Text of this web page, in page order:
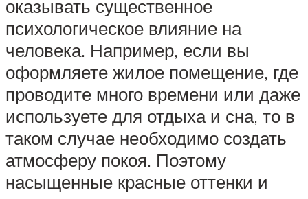
оказывать существенное
психологическое влияние на
человека. Например, если вы
оформляете жилое помещение, где
проводите много времени или даже
используете для отдыха и сна, то в
таком случае необходимо создать
атмосферу покоя. Поэтому
насыщенные красные оттенки и